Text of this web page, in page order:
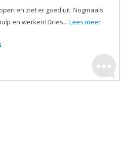
en ziet er goed uit. Nogmaals
en werken! Dries... Lees meer